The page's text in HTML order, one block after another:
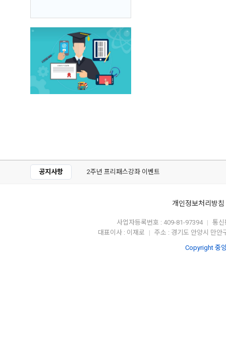
공지사항 2주년 프리패스강좌 이벤트
개인정보처리방침
사업자등록번호 : 409-81-97394 | 통
대표이사 : 이재로 | 주소 : 경기도 안양시 만
Copyright 중